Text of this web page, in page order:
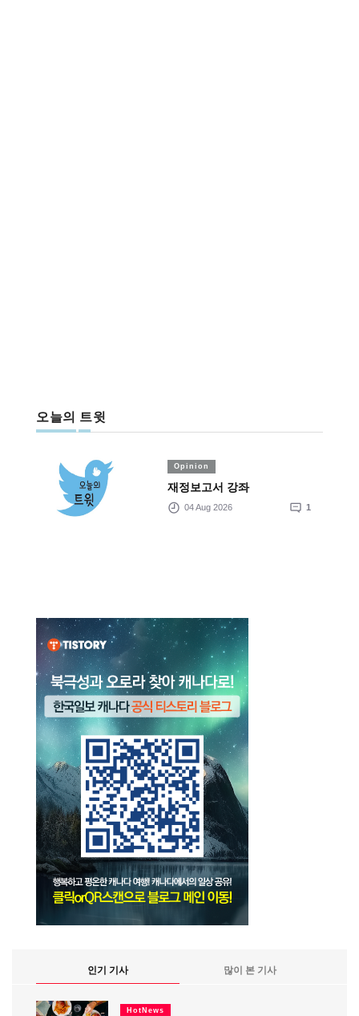
오늘의 트윗
Opinion
재정보고서 강좌
04 Aug 2026 1
인기 기사 많이 본 기사
HotNews